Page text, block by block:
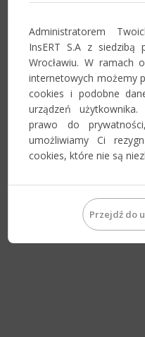
Administratorem
InsERT S.A z siedzibą
Wrocławiu. W ramach
internetowych możemy
cookies i podobne
urządzeń
prawo do
umożliwiamy Ci
cookies, które nie są
Przejdź do